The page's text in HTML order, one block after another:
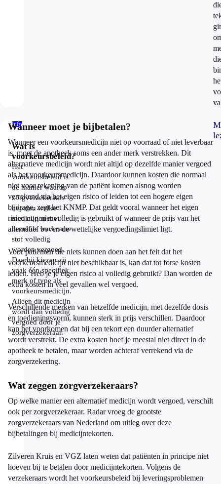
Info
Wat is
voorkeursbeleid?
Het
voorkeursbeleid is
de manier waarop
zorgverzekeraars
bepalen welke
medicijnen met
dezelfde werkzame
stof volledig
worden vergoed.
Daarbij kiezen zij
vaak één specifiek
merk of type als
voorkeursmedicijn.
Alleen dit medicijn
wordt dan volledig
vergoed door je
zorgverzekeraar.
Wanneer moet je bijbetalen?
Wanneer een voorkeursmedicijn niet op voorraad of niet leverbaar
is, moet de apotheek soms een ander merk verstrekken. Dit
alternatieve medicijn wordt niet altijd op dezelfde manier vergoed
als het voorkeursmedicijn. Daardoor kunnen kosten die normaal
niet voor rekening van de patiënt komen alsnog worden
verrekend via het eigen risico of leiden tot een hogere eigen
bijdrage, zegt het KNMP. Dat geldt vooral wanneer het eigen
risico nog niet volledig is gebruikt of wanneer de prijs van het
alternatief boven de wettelijke vergoedingslimiet ligt.
Voor patiënten die niets kunnen doen aan het feit dat het
voorkeursmedicijn niet beschikbaar is, kan dat tot forse kosten
leiden. Heb je je eigen risico al volledig gebruikt? Dan worden de
extra kosten in veel gevallen wel vergoed.
Verschillende merken van hetzelfde medicijn, met dezelfde dosis
en toedieningsvorm, kunnen sterk in prijs verschillen. Daardoor
kan het voorkomen dat bij een tekort een duurder alternatief
wordt verstrekt. De extra kosten hoef je meestal niet direct in de
apotheek te betalen, maar worden achteraf verrekend via de
zorgverzekering.
Wat zeggen zorgverzekeraars?
Op welke manier een alternatief medicijn wordt vergoed, verschilt
ook per zorgverzekeraar. Radar vroeg de grootste
zorgverzekeraars van Nederland om uitleg over deze
bijbetalingen bij medicijntekorten.
Zilveren Kruis en VGZ laten weten dat patiënten in principe niet
hoeven bij te betalen door medicijntekorten. Volgens de
verzekeraars wordt het voorkeursbeleid bij leveringsproblemen